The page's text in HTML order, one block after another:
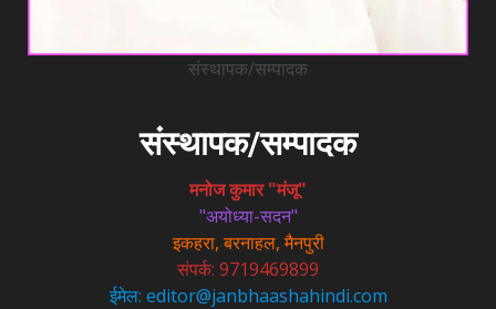
संस्थापक/सम्पादक
संस्थापक/सम्पादक
मनोज कुमार "मंजू"
"अयोध्या-सदन"
इकहरा, बरनाहल, मैनपुरी
संपर्क: 9719469899
ईमेल: editor@janbhaashahindi.com